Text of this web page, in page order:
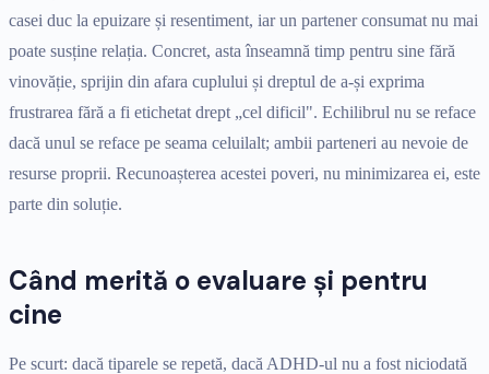
casei duc la epuizare și resentiment, iar un partener consumat nu mai
poate susține relația. Concret, asta înseamnă timp pentru sine fără
vinovăție, sprijin din afara cuplului și dreptul de a-și exprima
frustrarea fără a fi etichetat drept „cel dificil". Echilibrul nu se reface
dacă unul se reface pe seama celuilalt; ambii parteneri au nevoie de
resurse proprii. Recunoașterea acestei poveri, nu minimizarea ei, este
parte din soluție.
Când merită o evaluare și pentru
cine
Pe scurt: dacă tiparele se repetă, dacă ADHD-ul nu a fost niciodată